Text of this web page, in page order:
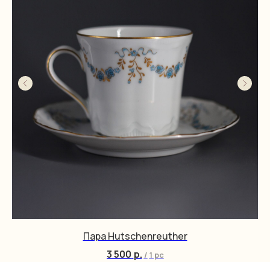
Пара Hutschenreuther
3 500 р. / 1 pc